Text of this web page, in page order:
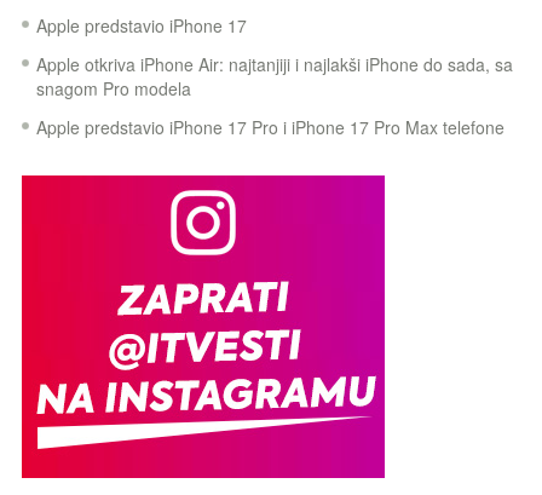
Apple predstavio iPhone 17
Apple otkriva iPhone Air: najtanjiji i najlakši iPhone do sada, sa
snagom Pro modela
Apple predstavio iPhone 17 Pro i iPhone 17 Pro Max telefone